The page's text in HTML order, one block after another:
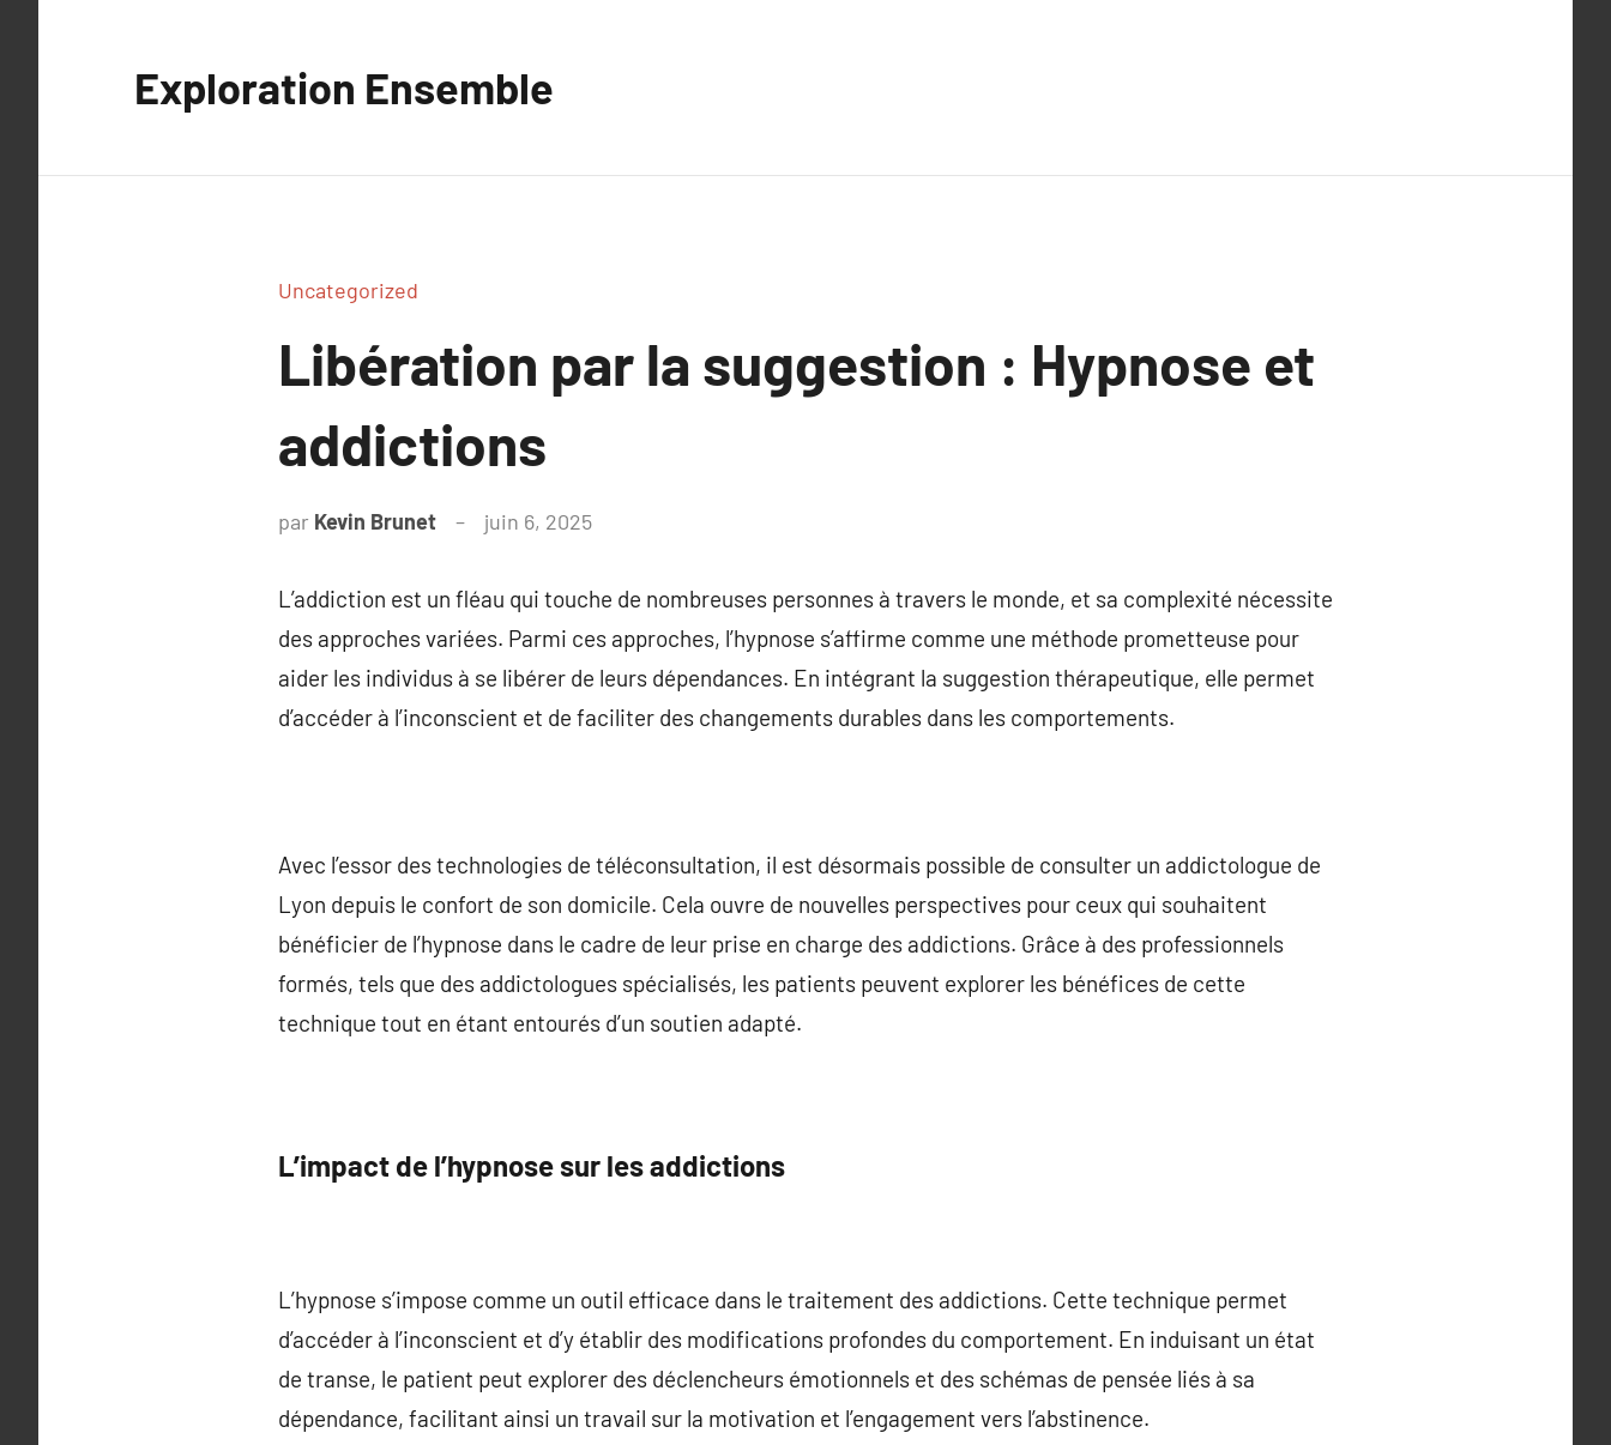
Exploration Ensemble
Uncategorized
Libération par la suggestion : Hypnose et
addictions
par Kevin Brunet juin 6, 2025
L’addiction est un fléau qui touche de nombreuses personnes à travers le monde, et sa complexité nécessite
des approches variées. Parmi ces approches, l’hypnose s’affirme comme une méthode prometteuse pour
aider les individus à se libérer de leurs dépendances. En intégrant la suggestion thérapeutique, elle permet
d’accéder à l’inconscient et de faciliter des changements durables dans les comportements.
Avec l’essor des technologies de téléconsultation, il est désormais possible de consulter un addictologue de
Lyon depuis le confort de son domicile. Cela ouvre de nouvelles perspectives pour ceux qui souhaitent
bénéficier de l’hypnose dans le cadre de leur prise en charge des addictions. Grâce à des professionnels
formés, tels que des addictologues spécialisés, les patients peuvent explorer les bénéfices de cette
technique tout en étant entourés d’un soutien adapté.
L’impact de l’hypnose sur les addictions
L’hypnose s’impose comme un outil efficace dans le traitement des addictions. Cette technique permet
d’accéder à l’inconscient et d’y établir des modifications profondes du comportement. En induisant un état
de transe, le patient peut explorer des déclencheurs émotionnels et des schémas de pensée liés à sa
dépendance, facilitant ainsi un travail sur la motivation et l’engagement vers l’abstinence.